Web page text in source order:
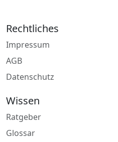
Rechtliches
Impressum
AGB
Datenschutz
Wissen
Ratgeber
Glossar